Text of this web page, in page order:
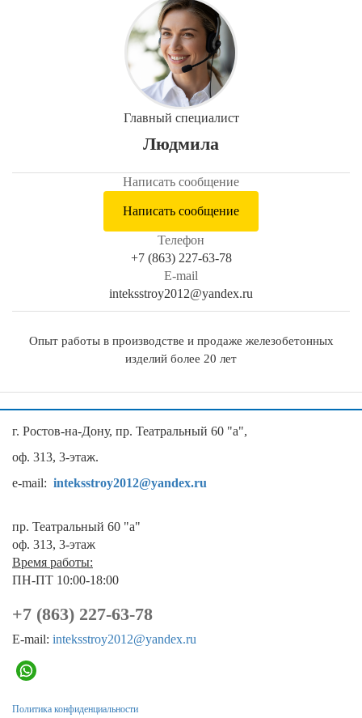
Главный специалист
Людмила
Написать сообщение
Написать сообщение
Телефон
+7 (863) 227-63-78
E-mail
inteksstroy2012@yandex.ru
Опыт работы в производстве и продаже железобетонных
изделий более 20 лет
г. Ростов-на-Дону, пр. Театральный 60 "а",
оф. 313, 3-этаж.
e-mail: inteksstroy2012@yandex.ru
пр. Театральный 60 "а"
оф. 313, 3-этаж
Время работы:
ПН-ПТ 10:00-18:00
+7 (863) 227-63-78
E-mail: inteksstroy2012@yandex.ru
Политика конфиденциальности